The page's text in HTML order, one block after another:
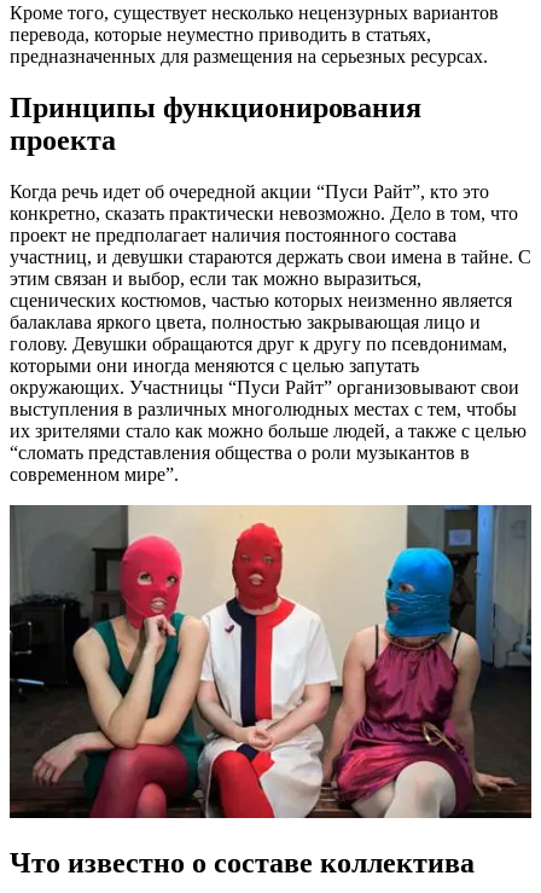
Кроме того, существует несколько нецензурных вариантов
перевода, которые неуместно приводить в статьях,
предназначенных для размещения на серьезных ресурсах.
Принципы функционирования
проекта
Когда речь идет об очередной акции “Пуси Райт”, кто это
конкретно, сказать практически невозможно. Дело в том, что
проект не предполагает наличия постоянного состава
участниц, и девушки стараются держать свои имена в тайне. С
этим связан и выбор, если так можно выразиться,
сценических костюмов, частью которых неизменно является
балаклава яркого цвета, полностью закрывающая лицо и
голову. Девушки обращаются друг к другу по псевдонимам,
которыми они иногда меняются с целью запутать
окружающих. Участницы “Пуси Райт” организовывают свои
выступления в различных многолюдных местах с тем, чтобы
их зрителями стало как можно больше людей, а также с целью
“сломать представления общества о роли музыкантов в
современном мире”.
Что известно о составе коллектива